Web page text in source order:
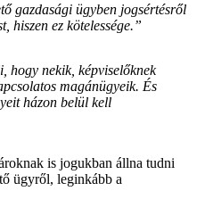
gazdasági ügyben jogsértésről
hiszen ez kötelessége.”
hogy nekik, képviselőknek
magánügyeik. És
házon belül kell
is jogukban állna tudni
ügyről, leginkább a